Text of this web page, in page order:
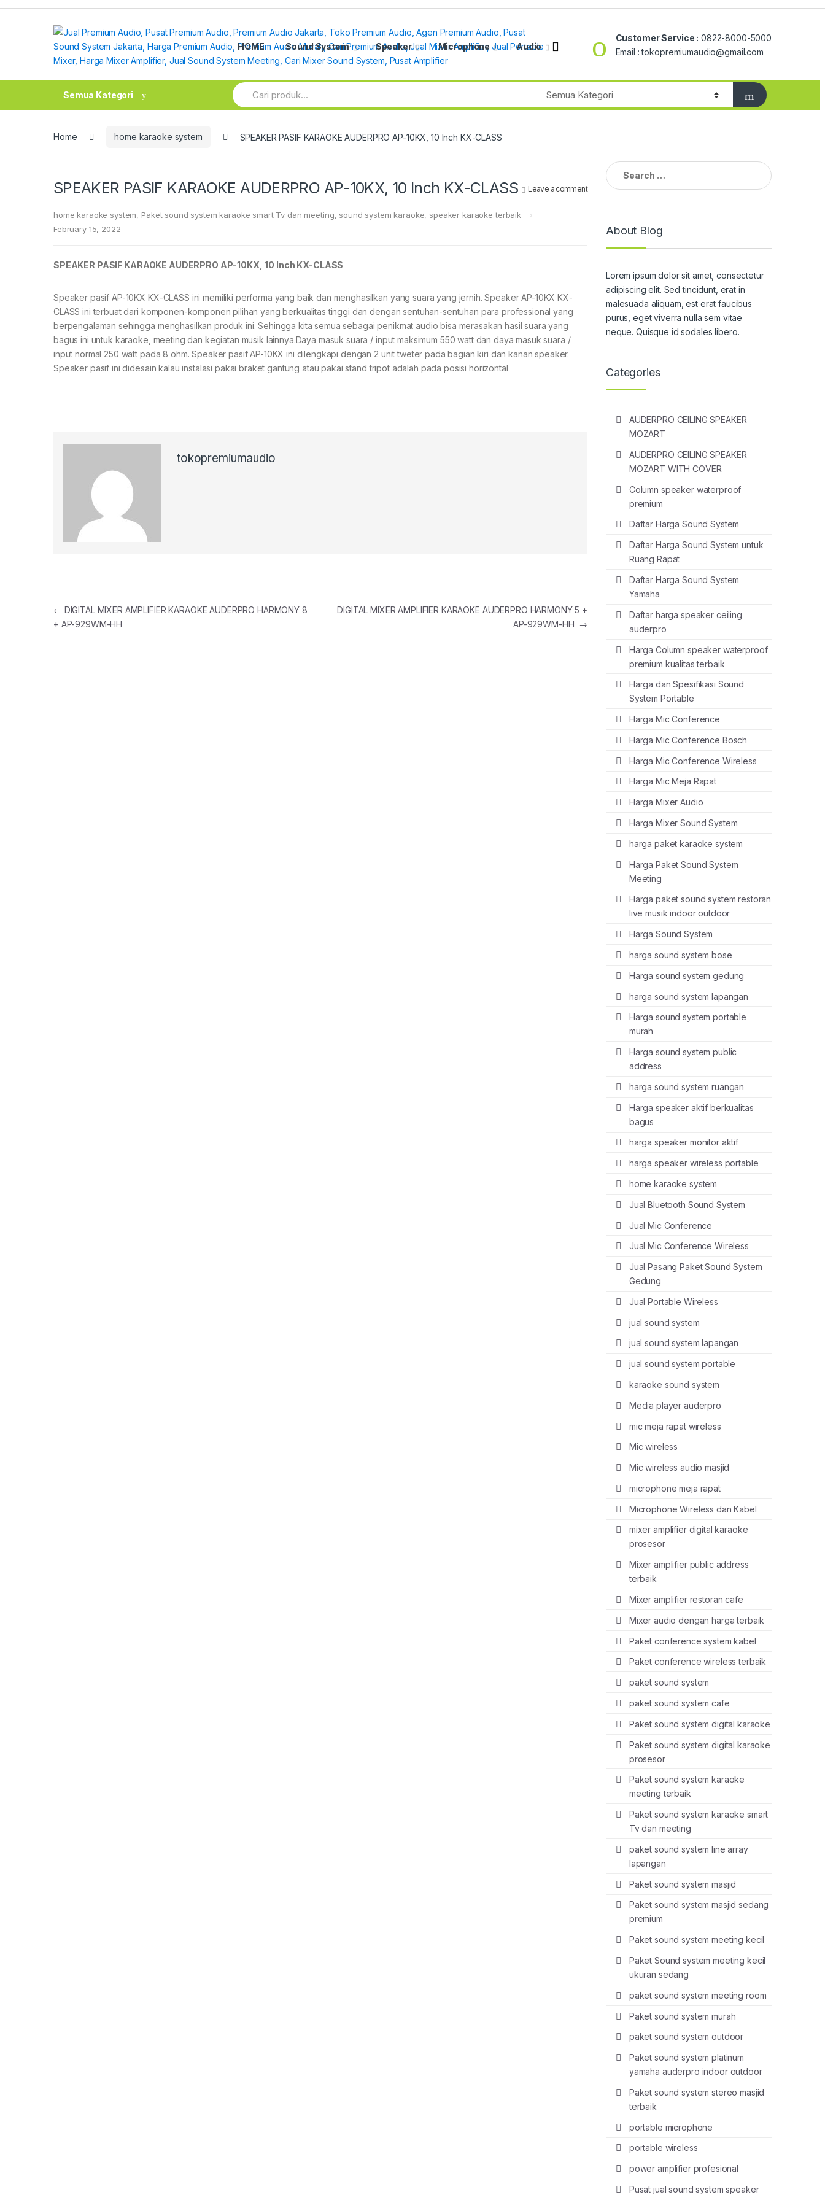
Skip
Skip
HOME
Sound System Speaker Microphone Audio
Customer Service : 0822-8000-5000
Email : tokopremiumaudio@gmail.com
Semua Kategori
Search
for:
Home home karaoke system SPEAKER PASIF KARAOKE AUDERPRO AP-10KX, 10 Inch KX-CLASS
SPEAKER PASIF KARAOKE AUDERPRO AP-10KX, 10 Inch KX-CLASS Leave a comment
home karaoke system, Paket sound system karaoke smart Tv dan meeting, sound system karaoke, speaker karaoke terbaik
February 15, 2022
SPEAKER PASIF KARAOKE AUDERPRO AP-10KX, 10 Inch KX-CLASS
Speaker pasif AP-10KX KX-CLASS ini memiliki performa yang baik dan menghasilkan yang suara yang jernih. Speaker AP-10KX KX-
CLASS ini terbuat dari komponen-komponen pilihan yang berkualitas tinggi dan dengan sentuhan-sentuhan para professional yang
berpengalaman sehingga menghasilkan produk ini. Sehingga kita semua sebagai penikmat audio bisa merasakan hasil suara yang
bagus ini untuk karaoke, meeting dan kegiatan musik lainnya.Daya masuk suara / input maksimum 550 watt dan daya masuk suara /
input normal 250 watt pada 8 ohm. Speaker pasif AP-10KX ini dilengkapi dengan 2 unit tweter pada bagian kiri dan kanan speaker.
Speaker pasif ini didesain kalau instalasi pakai braket gantung atau pakai stand tripot adalah pada posisi horizontal
tokopremiumaudio
Post
navigation
← DIGITAL MIXER AMPLIFIER KARAOKE AUDERPRO HARMONY 8
+ AP-929WM-HH
DIGITAL MIXER AMPLIFIER KARAOKE AUDERPRO HARMONY 5 +
AP-929WM-HH →
Search
for:
About Blog
Lorem ipsum dolor sit amet, consectetur
adipiscing elit. Sed tincidunt, erat in
malesuada aliquam, est erat faucibus
purus, eget viverra nulla sem vitae
neque. Quisque id sodales libero.
Categories
AUDERPRO CEILING SPEAKER
MOZART
AUDERPRO CEILING SPEAKER
MOZART WITH COVER
Column speaker waterproof
premium
Daftar Harga Sound System
Daftar Harga Sound System untuk
Ruang Rapat
Daftar Harga Sound System
Yamaha
Daftar harga speaker ceiling
auderpro
Harga Column speaker waterproof
premium kualitas terbaik
Harga dan Spesifikasi Sound
System Portable
Harga Mic Conference
Harga Mic Conference Bosch
Harga Mic Conference Wireless
Harga Mic Meja Rapat
Harga Mixer Audio
Harga Mixer Sound System
harga paket karaoke system
Harga Paket Sound System
Meeting
Harga paket sound system restoran
live musik indoor outdoor
Harga Sound System
harga sound system bose
Harga sound system gedung
harga sound system lapangan
Harga sound system portable
murah
Harga sound system public
address
harga sound system ruangan
Harga speaker aktif berkualitas
bagus
harga speaker monitor aktif
harga speaker wireless portable
home karaoke system
Jual Bluetooth Sound System
Jual Mic Conference
Jual Mic Conference Wireless
Jual Pasang Paket Sound System
Gedung
Jual Portable Wireless
jual sound system
jual sound system lapangan
jual sound system portable
karaoke sound system
Media player auderpro
mic meja rapat wireless
Mic wireless
Mic wireless audio masjid
microphone meja rapat
Microphone Wireless dan Kabel
mixer amplifier digital karaoke
prosesor
Mixer amplifier public address
terbaik
Mixer amplifier restoran cafe
Mixer audio dengan harga terbaik
Paket conference system kabel
Paket conference wireless terbaik
paket sound system
paket sound system cafe
Paket sound system digital karaoke
Paket sound system digital karaoke
prosesor
Paket sound system karaoke
meeting terbaik
Paket sound system karaoke smart
Tv dan meeting
paket sound system line array
lapangan
Paket sound system masjid
Paket sound system masjid sedang
premium
Paket sound system meeting kecil
Paket Sound system meeting kecil
ukuran sedang
paket sound system meeting room
Paket sound system murah
paket sound system outdoor
Paket sound system platinum
yamaha auderpro indoor outdoor
Paket sound system stereo masjid
terbaik
portable microphone
portable wireless
power amplifier profesional
Pusat jual sound system speaker